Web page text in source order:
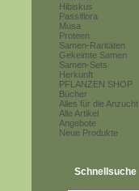
Hibiskus
Passiflora
Musa
Proteen
Samen-Raritäten
Gekeimte Samen
Samen-Sets
Herkunft
PFLANZEN SHOP
Bücher
Alles für die Anzucht
Alle Artikel
Angebote
Neue Produkte
Schnellsuche